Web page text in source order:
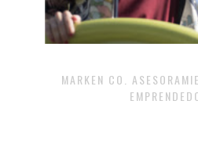
MARKEN CO.